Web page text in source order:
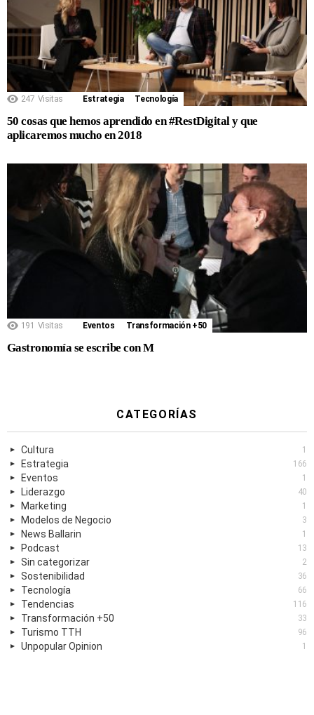
247 Visitas Estrategia Tecnología
50 cosas que hemos aprendido en #RestDigital y que
aplicaremos mucho en 2018
191 Visitas Eventos Transformación +50
Gastronomía se escribe con M
CATEGORÍAS
Cultura 1
Estrategia 166
Eventos 1
Liderazgo 40
Marketing 1
Modelos de Negocio 3
News Ballarin 1
Podcast 13
Sin categorizar 2
Sostenibilidad 36
Tecnología 66
Tendencias 116
Transformación +50 33
Turismo TTH 96
Unpopular Opinion 1